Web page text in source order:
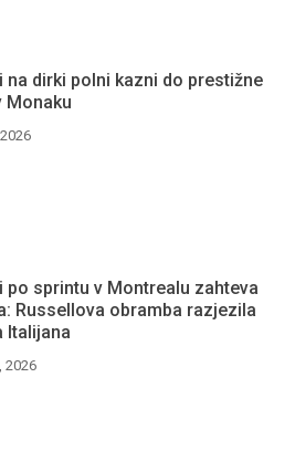
na dirki polni kazni do prestižne
Monaku
po sprintu v Montrealu zahteva
Russellova obramba razjezila
Italijana
2026